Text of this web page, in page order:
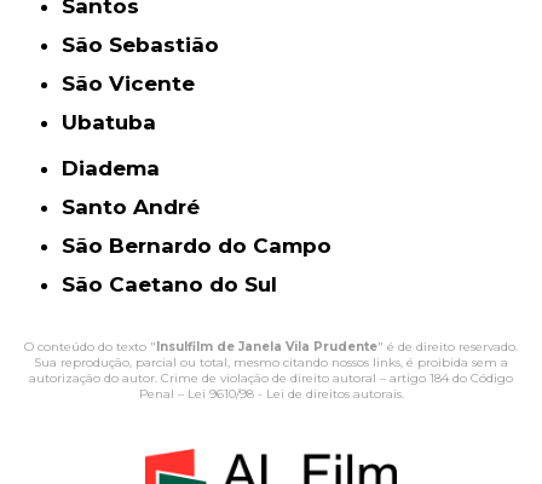
Santos
São Sebastião
São Vicente
Ubatuba
Diadema
Santo André
São Bernardo do Campo
São Caetano do Sul
O conteúdo do texto " Insulfilm de Janela Vila Prudente" é de direito reservado.
Sua reprodução, parcial ou total, mesmo citando nossos links, é proibida sem a
autorização do autor. Crime de violação de direito autoral – artigo 184 do Código
Penal – Lei 9610/98 - Lei de direitos autorais.